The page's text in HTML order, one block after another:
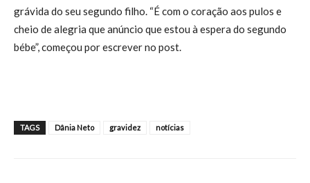
grávida do seu segundo filho. “É com o coração aos pulos e
cheio de alegria que anúncio que estou à espera do segundo
bébe”, começou por escrever no post.
TAGS Dânia Neto gravidez notícias